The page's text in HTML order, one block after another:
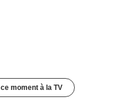
moment à la TV